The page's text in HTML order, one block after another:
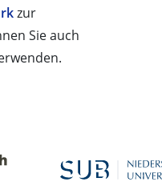
zur
Sie auch